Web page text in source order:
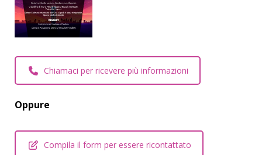
Chiamaci per ricevere più informazioni
Oppure
Compila il form per essere ricontattato